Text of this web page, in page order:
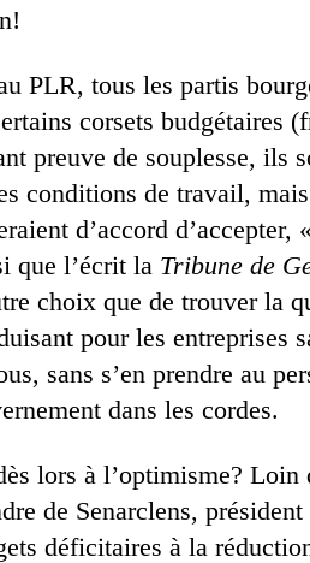
PLR, tous les partis
corsets budgétaires
preuve de souplesse, ils
conditions de travail,
d’accord
que l’écrit la Tribune de
choix que de trouver la
pour les entreprises
sans s’en prendre au
dans les cordes.
lors à l’optimisme?
de Senarclens,
déficitaires à la